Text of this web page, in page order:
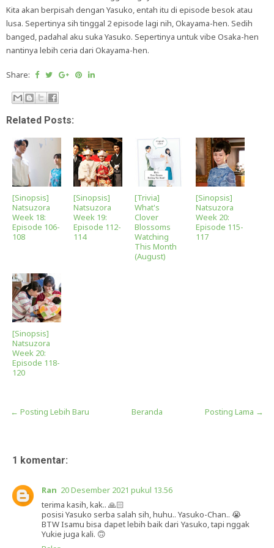
Kita akan berpisah dengan Yasuko, entah itu di episode besok atau
lusa. Sepertinya sih tinggal 2 episode lagi nih, Okayama-hen. Sedih
banged, padahal aku suka Yasuko. Sepertinya untuk vibe Osaka-hen
nantinya lebih ceria dari Okayama-hen.
Share:
Related Posts:
[Sinopsis]
Natsuzora
Week 18:
Episode 106-
108
[Sinopsis]
Natsuzora
Week 19:
Episode 112-
114
[Trivia]
What's
Clover
Blossoms
Watching
This Month
(August)
[Sinopsis]
Natsuzora
Week 20:
Episode 115-
117
[Sinopsis]
Natsuzora
Week 20:
Episode 118-
120
← Posting Lebih Baru Posting Lama →
Beranda
1 komentar:
Ran 20 Desember 2021 pukul 13.56
terima kasih, kak.. 🙏🏻
posisi Yasuko serba salah sih, huhu.. Yasuko-Chan.. 😭
BTW Isamu bisa dapet lebih baik dari Yasuko, tapi nggak
Yukie juga kali. 🙃